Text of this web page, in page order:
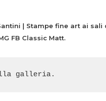
| Stampe fine art ai sali
FB Classic Matt.
galleria.